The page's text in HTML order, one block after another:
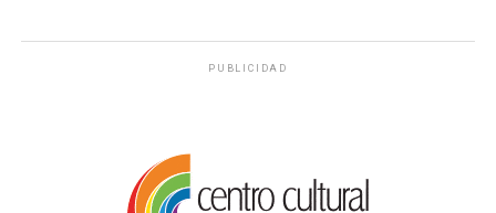
PUBLICIDAD